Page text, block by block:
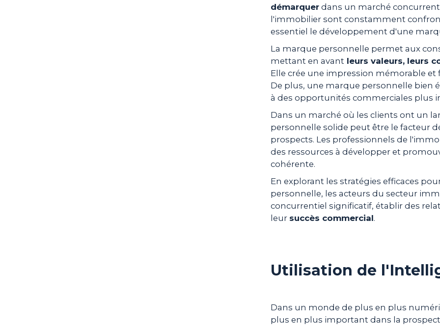
démarquer dans un marché
l'immobilier sont constamment
essentiel le développement d'une
La marque personnelle permet aux
mettant en avant leurs valeurs, leurs
Elle crée une impression mémorable et
De plus, une marque personnelle bien
à des opportunités commerciales plus
Dans un marché où les clients ont un
personnelle solide peut être le facteur
prospects. Les professionnels de
des ressources à développer et
cohérente.
En explorant les stratégies efficaces
personnelle, les acteurs du secteur
concurrentiel significatif, établir des
leur succès commercial.
Utilisation de
Dans un monde de plus en plus
plus en plus important dans la